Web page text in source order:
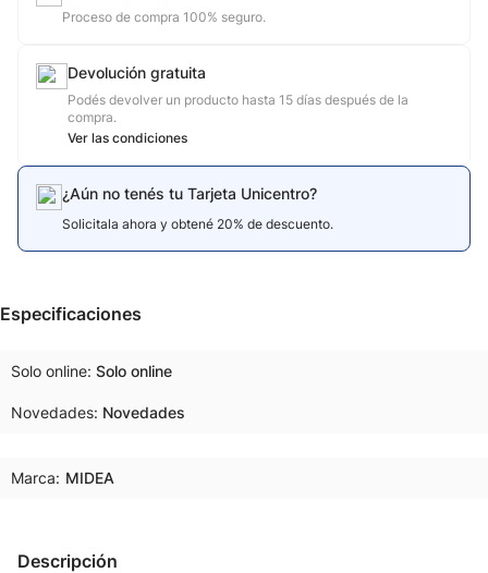
Proceso de compra 100% seguro.
Devolución gratuita
Podés devolver un producto hasta 15 días después de la
compra.
Ver las condiciones
¿Aún no tenés tu Tarjeta Unicentro?
Solicitala ahora y obtené 20% de descuento.
Especificaciones
Solo online Solo online
Novedades Novedades
Marca: MIDEA
Descripción